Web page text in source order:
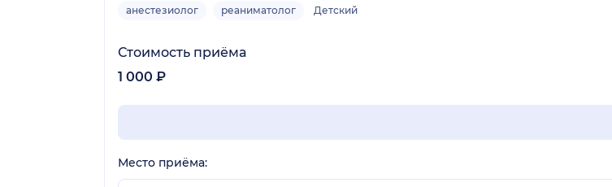
анестезиолог реаниматолог Детский
Стоимость приёма
1 000 ₽
Место приёма: